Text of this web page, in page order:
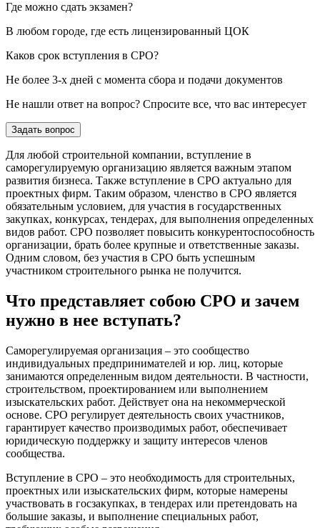
Где можно сдать экзамен?
В любом городе, где есть лицензированный ЦОК
Каков срок вступления в СРО?
Не более 3-х дней с момента сбора и подачи документов
Не нашли ответ на вопрос? Спросите все, что вас интересует
Задать вопрос
Для любой строительной компании, вступление в
саморегулируемую организацию является важным этапом
развития бизнеса. Также вступление в СРО актуально для
проектных фирм. Таким образом, членство в СРО является
обязательным условием, для участия в государственных
закупках, конкурсах, тендерах, для выполнения определенных
видов работ. СРО позволяет повысить конкурентоспособность
организации, брать более крупные и ответственные заказы.
Одним словом, без участия в СРО быть успешным
участником строительного рынка не получится.
Что представляет собою СРО и зачем
нужно в нее вступать?
Саморегулируемая организация – это сообщество
индивидуальных предпринимателей и юр. лиц, которые
занимаются определенным видом деятельности. В частности,
строительством, проектированием или выполнением
изыскательских работ. Действует она на некоммерческой
основе. СРО регулирует деятельность своих участников,
гарантирует качество производимых работ, обеспечивает
юридическую поддержку и защиту интересов членов
сообщества.
Вступление в СРО – это необходимость для строительных,
проектных или изыскательских фирм, которые намерены
участвовать в госзакупках, в тендерах или претендовать на
большие заказы, и выполнение специальных работ,